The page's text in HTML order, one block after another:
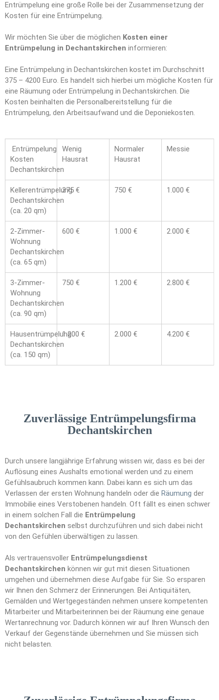
Entrümpelung eine große Rolle bei der Zusammensetzung der
Kosten für eine Entrümpelung.
Wir möchten Sie über die möglichen Kosten einer
Entrümpelung in Dechantskirchen informieren:
Eine Entrümpelung in Dechantskirchen kostet im Durchschnitt
375 – 4200 Euro. Es handelt sich hierbei um mögliche Kosten für
eine Räumung oder Entrümpelung in Dechantskirchen. Die
Kosten beinhalten die Personalbereitstellung für die
Entrümpelung, den Arbeitsaufwand und die Deponiekosten.
Entrümpelung
Kosten
Dechantskirchen
Wenig
Hausrat
Normaler
Hausrat
Messie
Kellerentrümpelung
Dechantskirchen
(ca. 20 qm)
375 € 750 € 1.000 €
2-Zimmer-
Wohnung
Dechantskirchen
(ca. 65 qm)
600 € 1.000 € 2.000 €
3-Zimmer-
Wohnung
Dechantskirchen
(ca. 90 qm)
750 € 1.200 € 2.800 €
Hausentrümpelung
Dechantskirchen
(ca. 150 qm)
1.200 € 2.000 € 4.200 €
Zuverlässige Entrümpelungsfirma
Dechantskirchen
Durch unsere langjährige Erfahrung wissen wir, dass es bei der
Auflösung eines Aushalts emotional werden und zu einem
Gefühlsaubruch kommen kann. Dabei kann es sich um das
Verlassen der ersten Wohnung handeln oder die Räumung der
Immobilie eines Verstobenen handeln. Oft fällt es einen schwer
in einem solchen Fall die Entrümpelung
Dechantskirchen selbst durchzuführen und sich dabei nicht
von den Gefühlen überwältigen zu lassen.
Als vertrauensvoller Entrümpelungsdienst
Dechantskirchen können wir gut mit diesen Situationen
umgehen und übernehmen diese Aufgabe für Sie. So ersparen
wir Ihnen den Schmerz der Erinnerungen. Bei Antiquitäten,
Gemälden und Wertgegeständen nehmen unsere kompetenten
Mitarbeiter und Mitarbeiterinnen bei der Räumung eine genaue
Wertanrechnung vor. Dadurch können wir auf Ihren Wunsch den
Verkauf der Gegenstände übernehmen und Sie müssen sich
nicht belasten.